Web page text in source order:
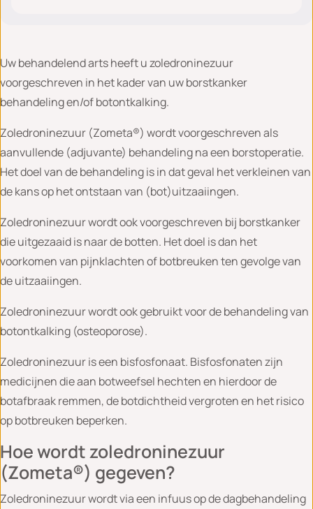
Uw behandelend arts heeft u zoledroninezuur
voorgeschreven in het kader van uw borstkanker
behandeling en/of botontkalking.
Zoledroninezuur (Zometa®) wordt voorgeschreven als
aanvullende (adjuvante) behandeling na een borstoperatie.
Het doel van de behandeling is in dat geval het verkleinen van
de kans op het ontstaan van (bot)uitzaaiingen.
Zoledroninezuur wordt ook voorgeschreven bij borstkanker
die uitgezaaid is naar de botten. Het doel is dan het
voorkomen van pijnklachten of botbreuken ten gevolge van
de uitzaaiingen.
Zoledroninezuur wordt ook gebruikt voor de behandeling van
botontkalking (osteoporose).
Zoledroninezuur is een bisfosfonaat. Bisfosfonaten zijn
medicijnen die aan botweefsel hechten en hierdoor de
botafbraak remmen, de botdichtheid vergroten en het risico
op botbreuken beperken.
Hoe wordt zoledroninezuur
(Zometa®) gegeven?
Zoledroninezuur wordt via een infuus op de dagbehandeling